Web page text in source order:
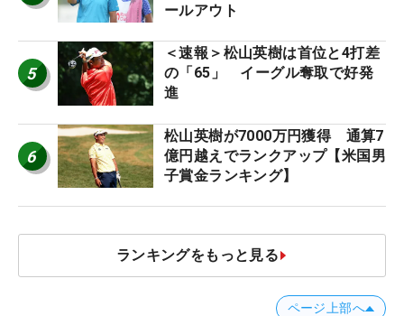
ールアウト
5
＜速報＞松山英樹は首位と4打差
の「65」 イーグル奪取で好発
進
6
松山英樹が7000万円獲得 通算7
億円越えでランクアップ【米国男
子賞金ランキング】
ランキングをもっと見る
ページ上部へ